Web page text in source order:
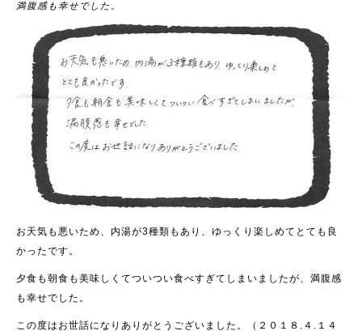
満腹感も幸せでした。
お天気も悪いため、内湯が3種類もあり、ゆっくり楽しめてとても良
かったです。
夕食も朝食も美味しくてついつい食べすぎてしまいましたが、満腹感
も幸せでした。
この度はお世話になりありがとうございました。（２０１８.４.１４